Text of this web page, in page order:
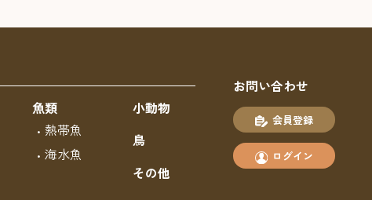
魚類
熱帯魚
海水魚
小動物
鳥
その他
お問い合わせ
会員登録
ログイン